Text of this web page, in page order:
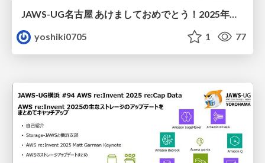
JAWS-UG名古屋 あけましておめでとう！2025年お気に入りサービスアップデート祭り！AWS re:Invent 2025の主なストレージのアップデートをまとめてキャッチアップ
yoshiki0705
1 77